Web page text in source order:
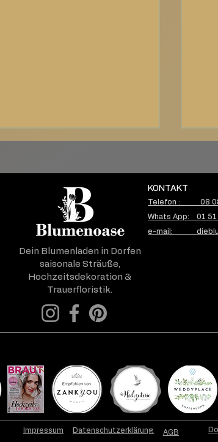
10.04.2026 - M & M I
Hochzeit auf
Frauenchiemsee – María &
Max aus Berlin sagen Ja am
Chiemsee
Dein Blumenladen in Dorfen
saisonale Sträuße,
Hochzeitsdekoration &
Trauerfloristik.
KONTAKT
Telefon : 08 08
Whats App: 01 51
e-mail:
Impressum Datenschutzerklärung AGB